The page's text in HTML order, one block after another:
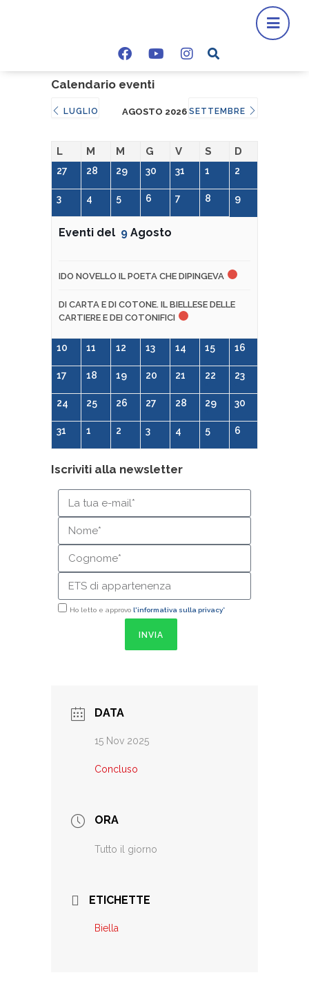
Calendario eventi
LUGLIO AGOSTO 2026 SETTEMBRE
L M M G V S D
27 28 29 30 31 1 2
3 4 5 6 7 8 9
Eventi del 9 Agosto
IDO NOVELLO IL POETA CHE DIPINGEVA
DI CARTA E DI COTONE. IL BIELLESE DELLE
CARTIERE E DEI COTONIFICI
10 11 12 13 14 15 16
17 18 19 20 21 22 23
24 25 26 27 28 29 30
31 1 2 3 4 5 6
Iscriviti alla newsletter
Ho letto e approvo l'informativa sulla privacy*
INVIA
DATA
15 Nov 2025
Concluso
ORA
Tutto il giorno
ETICHETTE
Biella